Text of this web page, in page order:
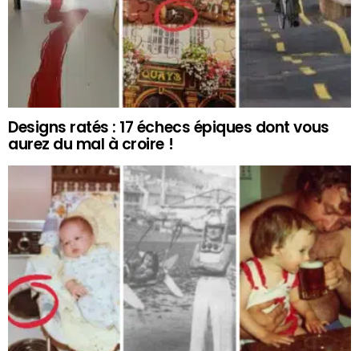
Designs ratés : 17 échecs épiques dont vous
aurez du mal à croire !